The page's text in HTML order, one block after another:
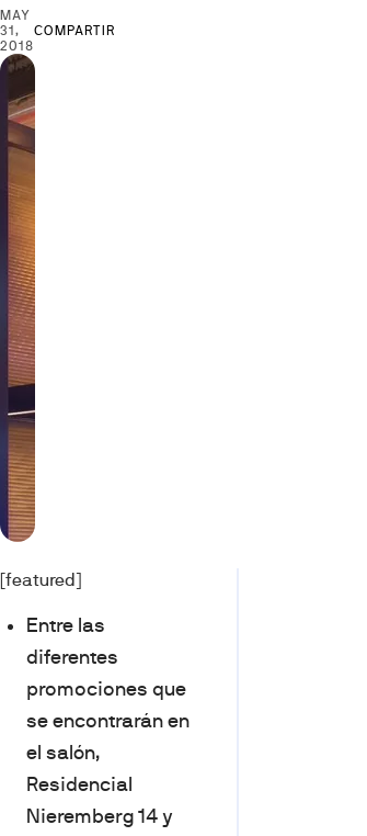
MAY
31,
2018
COMPARTIR
[featured]
Entre las
diferentes
promociones que
se encontrarán en
el salón,
Residencial
Nieremberg 14 y